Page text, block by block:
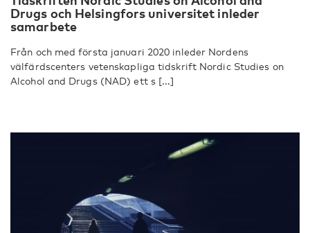
Drugs och Helsingfors universitet inleder
samarbete
Från och med första januari 2020 inleder Nordens
välfärdscenters vetenskapliga tidskrift Nordic Studies on
Alcohol and Drugs (NAD) ett s [...]